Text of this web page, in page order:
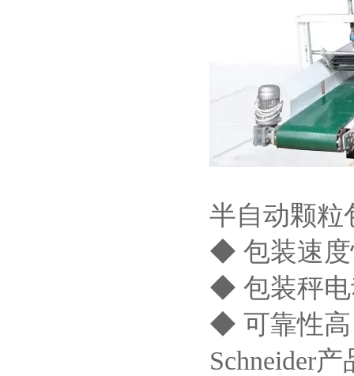
半自动颗粒
◆ 包装速度
◆ 包装秤电
◆ 可靠性高
Schneider产